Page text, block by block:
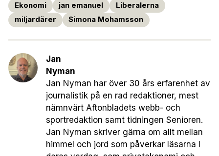
Ekonomi jan emanuel
Liberalerna
miljardärer
Simona Mohamsson
Jan
Nyman
Jan Nyman har över 30 års erfarenhet av
journalistik på en rad redaktioner, mest
nämnvärt Aftonbladets webb- och
sportredaktion samt tidningen Senioren.
Jan Nyman skriver gärna om allt mellan
himmel och jord som påverkar läsarna I